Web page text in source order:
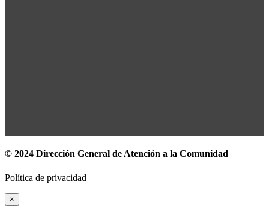
© 2024 Dirección General de Atención a la Comunidad
Política de privacidad
×